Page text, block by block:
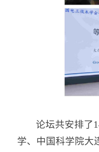
论坛共安排了
学、中国科学院大